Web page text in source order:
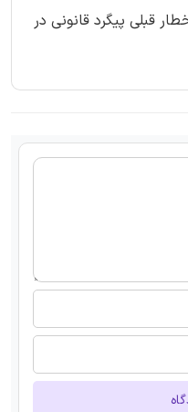
قبلی پیگرد قانونی در